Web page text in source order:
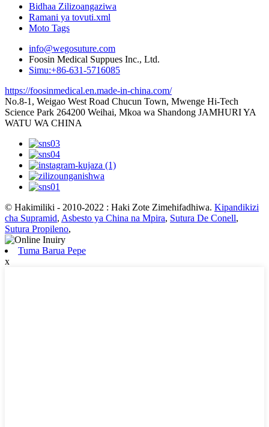
Bidhaa Zilizoangaziwa
Ramani ya tovuti.xml
Moto Tags
info@wegosuture.com
Foosin Medical Suppues Inc., Ltd.
Simu:+86-631-5716085
https://foosinmedical.en.made-in-china.com/
No.8-1, Weigao West Road Chucun Town, Mwenge Hi-Tech
Science Park 264200 Weihai, Mkoa wa Shandong JAMHURI YA
WATU WA CHINA
© Hakimiliki - 2010-2022 : Haki Zote Zimehifadhiwa. Kipandikizi
cha Supramid, Asbesto ya China na Mpira, Sutura De Conell,
Sutura Propileno,
Tuma Barua Pepe
x